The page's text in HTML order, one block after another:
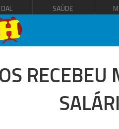
SAÚDE